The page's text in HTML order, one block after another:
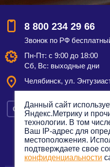
8 800 234 29 66
Звонок по РФ
Пн-Пт: с 9:00 до 18:00
Сб, Вс: выходные дни
Челябинск, ул.
Смотреть на карте
Политика
Данный сайт
Яндекс.Метрику и
технологии. В том
Ваш IP-адрес для
местоположения.
подтверждаете свое
конфиденциальности